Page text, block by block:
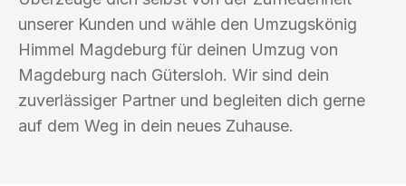
unserer Kunden und wähle den Umzugskönig
Himmel Magdeburg für deinen Umzug von
Magdeburg nach Gütersloh. Wir sind dein
zuverlässiger Partner und begleiten dich gerne
auf dem Weg in dein neues Zuhause.